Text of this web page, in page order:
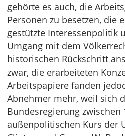
gehörte es auch, die
Personen zu besetzen, die
gestützte Interessenpolitik
Umgang mit dem
historischen Rückschritt
zwar, die erarbeiteten
Arbeitspapiere fanden
Abnehmer mehr, weil sich
Bundesregierung zwischen
außenpolitischen Kurs der